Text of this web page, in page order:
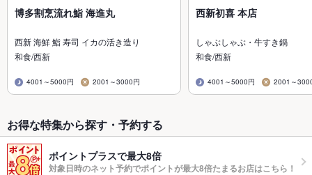
博多割烹流れ鮨 海進丸
西新 海鮮 鮨 寿司 イカの活き造り
和食/西新
4001～5000円 2001～3000円
西新初喜 本店
しゃぶしゃぶ・牛すき鍋
和食/西新
4001～5000円 2001～
お得な特集から探す・予約する
ポイントプラスで最大8倍
対象日時のネット予約でポイントが最大8倍たまるお店はこちら！